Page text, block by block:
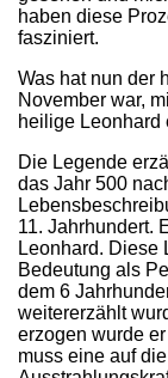
haben diese
fasziniert.
Was hat nun der
November war,
heilige Leonhard
Die Legende
das Jahr 500
11. Jahrhundert.
Leonhard. Diese
Bedeutung als
dem 6
weitererzählt
erzogen wurde
muss eine auf